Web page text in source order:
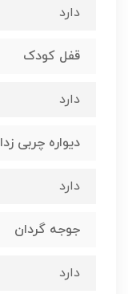
دارد
قفل کودک
دارد
دیواره چربی زدا
دارد
جوجه گردان
دارد